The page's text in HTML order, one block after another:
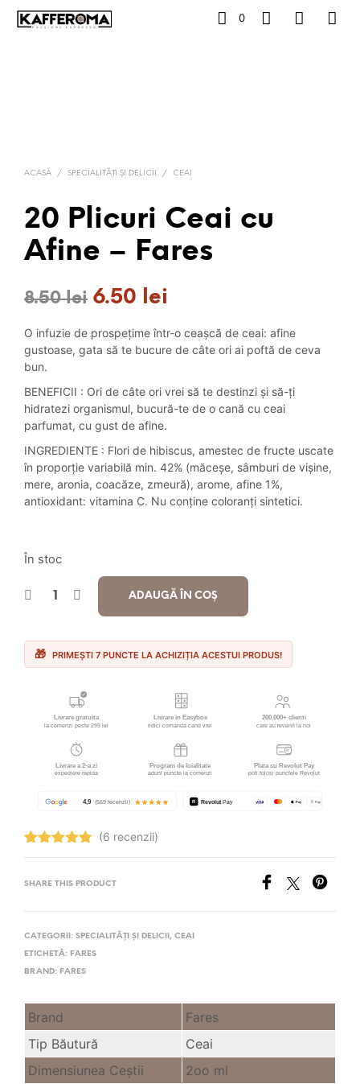
0
ACASĂ / SPECIALITĂȚI ȘI DELICII / CEAI
20 Plicuri Ceai cu
Afine – Fares
8.50lei Prețul
inițial
a
8.50 lei.
6.50 lei
curent
este:
O infuzie de prospețime într-o ceașcă de ceai: afine
gustoase, gata să te bucure de câte ori ai poftă de ceva
bun.
BENEFICII : Ori de câte ori vrei să te destinzi și să-ți
hidratezi organismul, bucură-te de o cană cu ceai
parfumat, cu gust de afine.
INGREDIENTE : Flori de hibiscus, amestec de fructe uscate
în proporţie variabilă min. 42% (măceșe, sâmburi de vișine,
mere, aronia, coacăze, zmeură), arome, afine 1%,
antioxidant: vitamina C. Nu conţine coloranţi sintetici.
În stoc
ADAUGĂ ÎN COȘ
PRIMEȘTI 7 PUNCTE LA ACHIZIȚIA ACESTUI PRODUS!
Evaluat la
din 5
(6 recenzii)
SHARE THIS PRODUCT
CATEGORII: SPECIALITĂȚI ȘI DELICII , CEAI
ETICHETĂ: FARES
BRAND: FARES
Brand
Fares
Tip Băutură
Ceai
Dimensiunea Ceştii
2oo ml